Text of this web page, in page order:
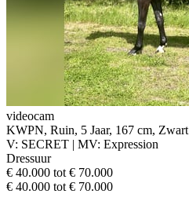
videocam
KWPN, Ruin, 5 Jaar, 167 cm, Zwart
V: SECRET | MV: Expression
Dressuur
€ 40.000 tot € 70.000
€ 40.000 tot € 70.000